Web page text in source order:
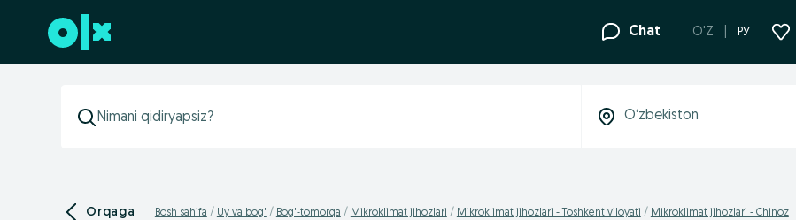
Futerga oʻtish Chat O'Z РУ
Orqaga Bosh sahifa Uy va bog' Bog'-tomorqa Mikroklimat jihozlari Mikroklimat jihozlari - Toshkent viloyati Mikroklimat jihozlari - Chinoz